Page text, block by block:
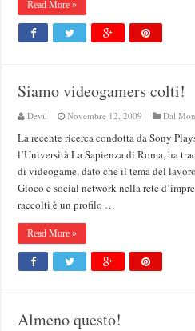
Read More »
Siamo videogamers colti!
Devil Novembre 12, 2009 Dal
La recente ricerca condotta da Sony
l’Università La Sapienza di Roma, ha
di videogame, dato che il tema del
Gioco e social network nella rete
raccolti è un profilo …
Read More »
Almeno questo!